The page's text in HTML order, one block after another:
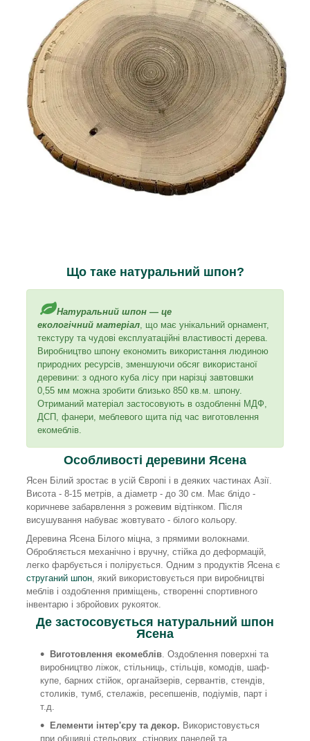
Що таке натуральний шпон?
Натуральний шпон — це
екологічний матеріал, що має унікальний орнамент,
текстуру та чудові експлуатаційні властивості дерева.
Виробництво шпону економить використання людиною
природних ресурсів, зменшуючи обсяг використаної
деревини: з одного куба лісу при нарізці завтовшки
0,55 мм можна зробити близько 850 кв.м. шпону.
Отриманий матеріал застосовують в оздобленні МДФ,
ДСП, фанери, меблевого щита під час виготовлення
екомеблів.
Особливості деревини Ясена
Ясен Білий зростає в усій Європі і в деяких частинах Азії.
Висота - 8-15 метрів, а діаметр - до 30 см. Має блідо -
коричневе забарвлення з рожевим відтінком. Після
висушування набуває жовтувато - білого кольору.
Деревина Ясена Білого міцна, з прямими волокнами.
Обробляється механічно і вручну, стійка до деформацій,
легко фарбується і полірується. Одним з продуктів Ясена є
струганий шпон , який використовується при виробництві
меблів і оздоблення приміщень, створенні спортивного
інвентарю і збройових рукояток.
Де застосовується натуральний шпон
Ясена
Виготовлення екомеблів . Оздоблення поверхні та
виробництво ліжок, стільниць, стільців, комодів, шаф-
купе, барних стійок, органайзерів, сервантів, стендів,
столиків, тумб, стелажів, ресепшенів, подіумів, парт і
т.д.
Елементи інтер'єру та декор. Використовується
при обшивці стельових, стінових панелей та